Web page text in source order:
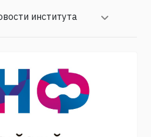
института